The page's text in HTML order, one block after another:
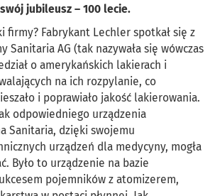
jubileusz – 100 lecie.
firmy? Fabrykant Lechler spotkał się z
Sanitaria AG (tak nazywała się wówczas
o amerykańskich lakierach i
na ich rozpylanie, co
i poprawiało jakość lakierowania.
odpowiedniego urządzenia
Sanitaria, dzięki swojemu
urządzeń dla medycyny, mogła
Było to urządzenie na bazie
pojemników z atomizerem,